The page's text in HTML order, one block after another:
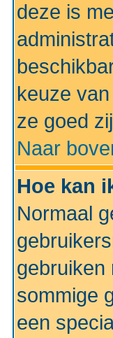
deze is
keuze
ze goed
Naar
Hoe kan
Normaal
gebruiken
sommige
een